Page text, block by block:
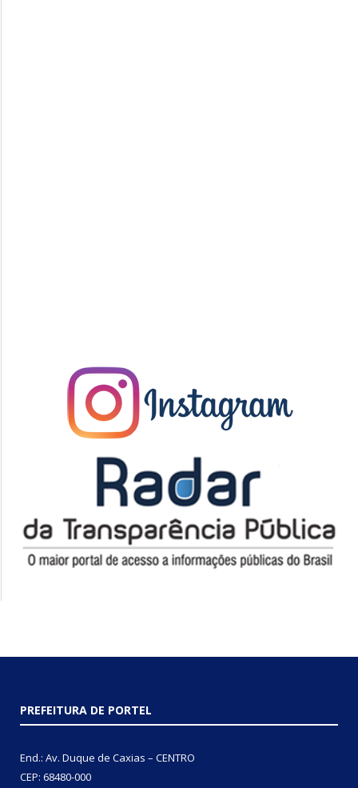
PREFEITURA DE PORTEL
End.: Av. Duque de Caxias – CENTRO
CEP: 68480-000